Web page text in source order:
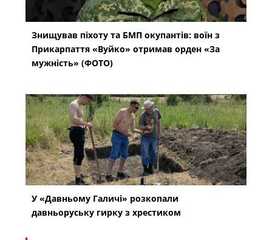
Знищував піхоту та БМП окупантів: воїн з
Прикарпаття «Вуйко» отримав орден «За
мужність» (ФОТО)
У «Давньому Галичі» розкопали
давньоруську гирку з хрестиком